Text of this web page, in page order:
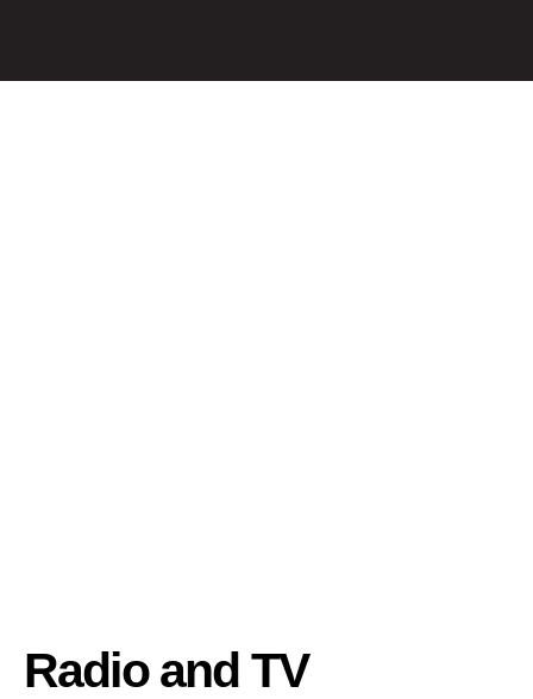
Radio and TV